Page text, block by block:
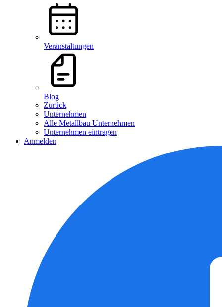
Veranstaltungen
Blog
Zurück
Unternehmen
Alle Metallbau Unternehmen
Unternehmen eintragen
Anmelden